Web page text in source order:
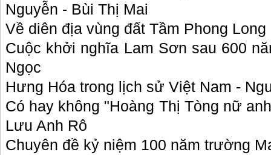
Nguyễn - Bùi Thị Mai
Về diên địa vùng đất Tầm Phong
Cuộc khởi nghĩa Lam Sơn sau 600
Ngọc
Hưng Hóa trong lịch sử Việt Nam -
Có hay không "Hoàng Thị Tòng nữ
Lưu Anh Rô
Chuyên đề kỷ niệm 100 năm trường